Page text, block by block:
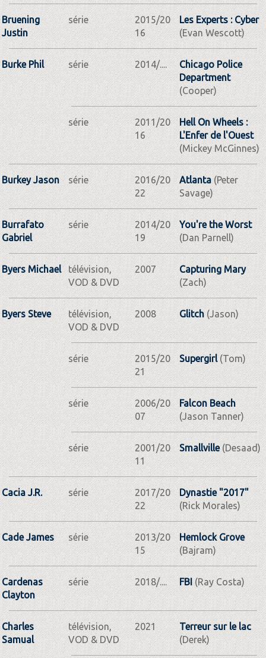
Bruening
Justin
série
2015/20
16
Les Experts : Cyber
(Evan Wescott)
Burke Phil série 2014/....
Chicago Police
Department
(Cooper)
série
2011/20
16
Hell On Wheels :
L'Enfer de l'Ouest
(Mickey McGinnes)
Burkey Jason série
2016/20
22
Atlanta(Peter
Savage)
Burrafato
Gabriel
série
2014/20
19
You're the Worst
(Dan Parnell)
Byers Michael
télévision,
VOD & DVD
2007
Capturing Mary
(Zach)
Byers Steve
télévision,
VOD & DVD
2008 Glitch(Jason)
série
2015/20
21
Supergirl(Tom)
série
2006/20
07
Falcon Beach
(Jason Tanner)
série
2001/20
11
Smallville(Desaad)
Cacia J.R. série
2017/20
22
Dynastie "2017"
(Rick Morales)
Cade James série
2013/20
15
Hemlock Grove
(Bajram)
Cardenas
Clayton
série 2018/.... FBI (Ray Costa)
Charles
Samual
télévision,
VOD & DVD
2021
Terreur sur le lac
(Derek)